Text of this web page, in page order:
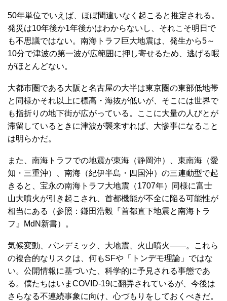
50年単位でいえば、ほぼ間違いなく起こると推定される。
発災は10年後か1年後かはわからないし、それこそ明日で
も不思議ではない。南海トラフ巨大地震は、発生から5～
10分で津波の第一波が広範囲に押し寄せるため、逃げる暇
がほとんどない。
大都市圏である大阪と名古屋の大半は東京圏の東部低地帯
と同様かそれ以上に標高・海抜が低いが、そこには世界で
も指折りの地下街が広がっている。ここに大量の人びとが
滞留しているときに津波が襲来すれば、大惨事になること
は明らかだ。
また、南海トラフでの地震が東海（静岡沖）、東南海（愛
知・三重沖）、南海（紀伊半島・四国沖）の三連動型で起
きると、宝永の南海トラフ大地震（1707年）同様に富士
山大噴火が引き起こされ、首都機能が不全に陥る可能性が
相当にある（参照：鎌田浩毅『首都直下地震と南海トラ
フ』MdN新書）。
気候変動、パンデミック、大地震、火山噴火――。これら
の複合的なリスクは、何もSFや「トンデモ理論」ではな
い。公開情報に基づいた、科学的に予見される事態であ
る。僕たちはいまCOVID-19に翻弄されているが、今後は
さらなる不連続事象に向け、心づもりをしておくべきだ。